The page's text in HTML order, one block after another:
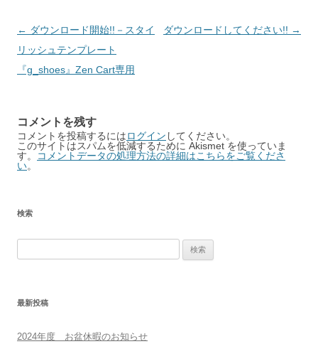
Post
navigation
← ダウンロード開始!!－スタイ
リッシュテンプレート
『g_shoes』Zen Cart専用
ダウンロードしてください!! →
コメントを残す
コメントを投稿するにはログイン してください。
このサイトはスパムを低減するために Akismet を使っていま
す。
コメントデータの処理方法の詳細はこちらをご覧くださ
い。
検索
最新投稿
2024年度 お盆休暇のお知らせ